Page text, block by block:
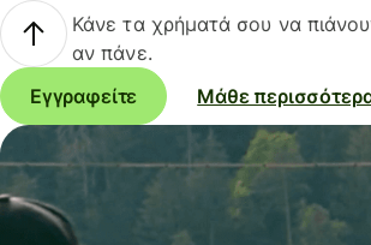
Κάνε τα χρήματά σου να
αν πάνε.
Εγγραφείτε
Μάθε